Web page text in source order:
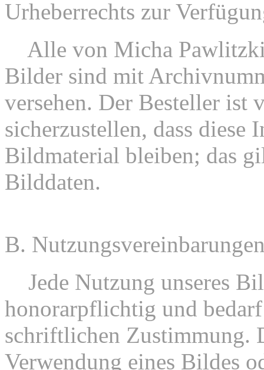
Urheberrechts zur
Alle von Micha
Bilder sind mit
versehen. Der Besteller ist
sicherzustellen, dass diese
Bildmaterial bleiben; das
Bilddaten.
B.
Jede Nutzung unseres
honorarpflichtig und
schriftlichen Zustimmung.
Verwendung eines Bildes